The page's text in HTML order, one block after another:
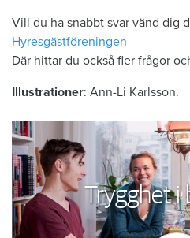
Vill du ha snabbt svar vänd dig
Hyresgästföreningen
Där hittar du också fler frågor
Illustrationer: Ann-Li Karlsson.
Trygghet i